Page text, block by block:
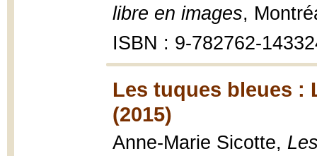
libre en images,
ISBN : 9-782762-
Les tuques bleues :
(2015)
Anne-Marie Sicotte,